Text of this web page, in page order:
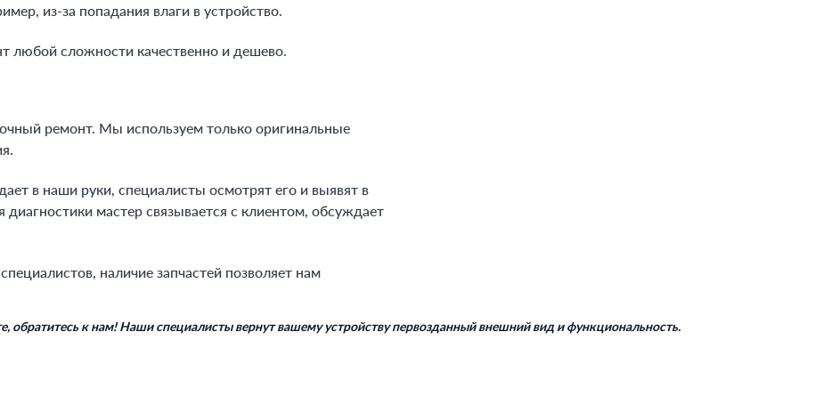
из-за попадания влаги в устройство.
любой сложности качественно и дешево.
ремонт. Мы используем только оригинальные
в наши руки, специалисты осмотрят его и выявят в
мастер связывается с клиентом, обсуждает
наличие запчастей позволяет нам
обратитесь к нам! Наши специалисты вернут вашему устройству первозданный внешний вид и функциональность.